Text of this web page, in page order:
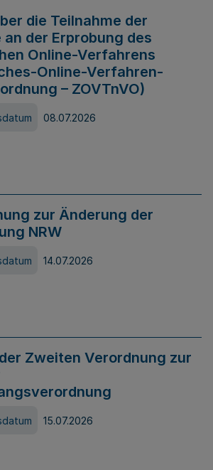
die Teilnahme der
der Erprobung des
Online-Verfahrens
Online-Verfahren-
– ZOVTnVO)
08.07.2026
zur Änderung der
NRW
14.07.2026
Zweiten Verordnung zur
15.07.2026